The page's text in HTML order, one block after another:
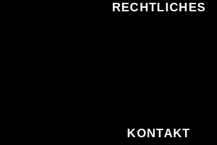
RECHTLICHES
KONTAKT